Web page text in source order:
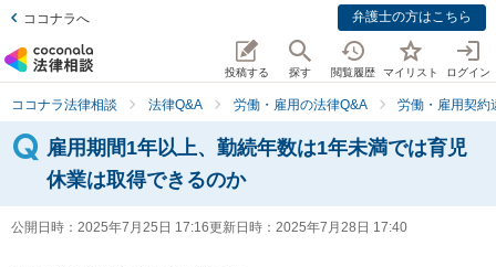
ココナラへ 弁護士の方はこちら
投稿する 探す 閲覧履歴 マイリスト ログイン
ココナラ法律相談 法律Q&A 労働・雇用の法律Q&A 労働・雇用契約
雇用期間1年以上、勤続年数は1年未満では育児
休業は取得できるのか
公開日時： 2025年7月25日 17:16更新日時： 2025年7月28日 17:40